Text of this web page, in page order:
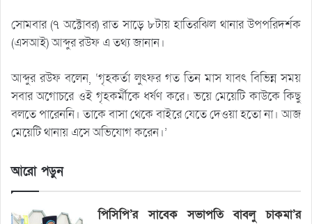
সোমবার (৭ অক্টোবর) রাত সাড়ে ৮টায় হাতিরঝিল থানার উপপরিদর্শক
(এসআই) আব্দুর রউফ এ তথ্য জানান।
আব্দুর রউফ বলেন, ‘গৃহকর্তা লুৎফর গত তিন মাস যাবৎ বিভিন্ন সময়
সবার অগোচরে ওই গৃহকর্মীকে ধর্ষণ করে। ভয়ে মেয়েটি কাউকে কিছু
বলতে পারেননি। তাকে বাসা থেকে বাইরে যেতে দেওয়া হতো না। আজ
মেয়েটি থানায় এসে অভিযোগ করেন।’
আরো পড়ুন
পিসিপি’র সাবেক সভাপতি বাবলু চাকমা’র